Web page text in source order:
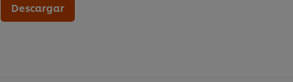
Descargar